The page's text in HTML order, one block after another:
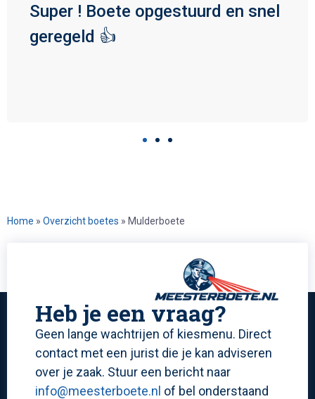
Super ! Boete opgestuurd en snel
geregeld 👍
Home » Overzicht boetes » Mulderboete
Heb je een vraag?
Geen lange wachtrijen of kiesmenu. Direct
contact met een jurist die je kan adviseren
over je zaak. Stuur een bericht naar
info@meesterboete.nl of bel onderstaand